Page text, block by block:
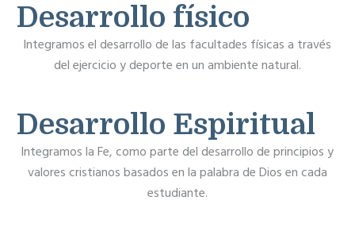
Desarrollo físico
Integramos el desarrollo de las facultades físicas a través
del ejercicio y deporte en un ambiente natural.
Desarrollo Espiritual
Integramos la Fe, como parte del desarrollo de principios y
valores cristianos basados en la palabra de Dios en cada
estudiante.